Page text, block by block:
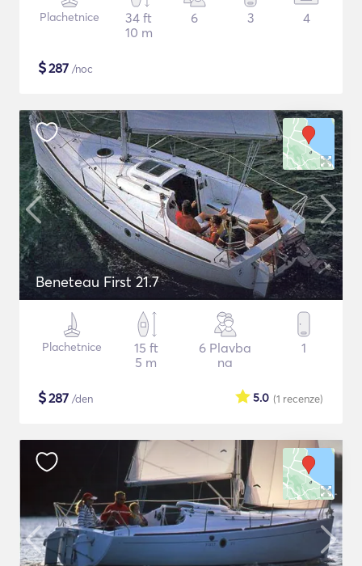
Plachetnice
34 ft
10 m
6 3 4
$287 /noc
Beneteau First 21.7
Plachetnice
15 ft
5 m
6 Plavba
na
1
$287 /den (1 recenze)
5.0